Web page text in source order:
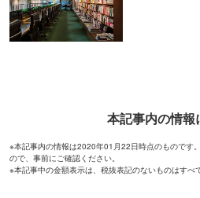
本記事内の情報
※本記事内の情報は2020年01月22日時点のものです
ので、事前にご確認ください。
※本記事中の金額表示は、税抜表記のないものはすべ